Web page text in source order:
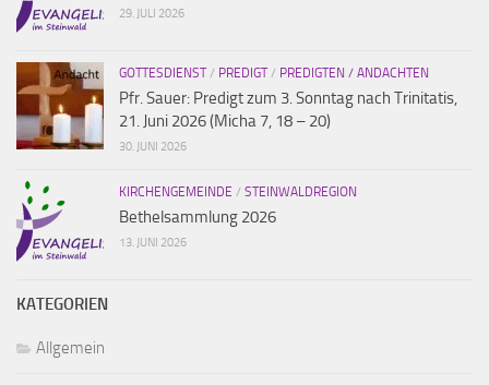
29. JULI 2026
GOTTESDIENST/ PREDIGT/ PREDIGTEN / ANDACHTEN
Pfr. Sauer: Predigt zum 3. Sonntag nach Trinitatis,
21. Juni 2026 (Micha 7, 18 – 20)
30. JUNI 2026
KIRCHENGEMEINDE / STEINWALDREGION
Bethelsammlung 2026
13. JUNI 2026
KATEGORIEN
Allgemein